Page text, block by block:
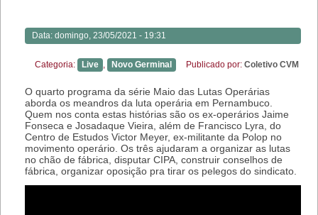
Data: domingo, 23/05/2021 - 19:31
Categoria: Live , Novo Germinal Publicado por: Coletivo CVM
O quarto programa da série Maio das Lutas Operárias
aborda os meandros da luta operária em Pernambuco.
Quem nos conta estas histórias são os ex-operários Jaime
Fonseca e Josadaque Vieira, além de Francisco Lyra, do
Centro de Estudos Victor Meyer, ex-militante da Polop no
movimento operário. Os três ajudaram a organizar as lutas
no chão de fábrica, disputar CIPA, construir conselhos de
fábrica, organizar oposição pra tirar os pelegos do sindicato.